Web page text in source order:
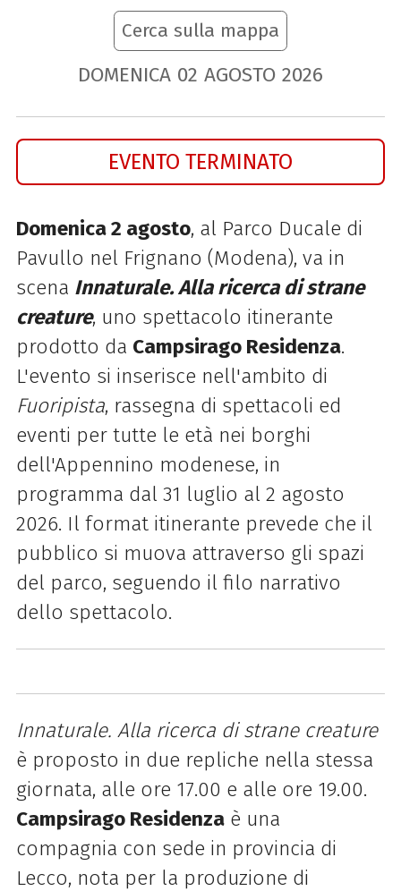
Cerca sulla mappa
DOMENICA 02 AGOSTO 2026
EVENTO TERMINATO
Domenica 2 agosto, al Parco Ducale di
Pavullo nel Frignano (Modena), va in
scena Innaturale. Alla ricerca di strane
creature, uno spettacolo itinerante
prodotto da Campsirago Residenza.
L'evento si inserisce nell'ambito di
Fuoripista, rassegna di spettacoli ed
eventi per tutte le età nei borghi
dell'Appennino modenese, in
programma dal 31 luglio al 2 agosto
2026. Il format itinerante prevede che il
pubblico si muova attraverso gli spazi
del parco, seguendo il filo narrativo
dello spettacolo.
Innaturale. Alla ricerca di strane creature
è proposto in due repliche nella stessa
giornata, alle ore 17.00 e alle ore 19.00.
Campsirago Residenzaè una
compagnia con sede in provincia di
Lecco, nota per la produzione di